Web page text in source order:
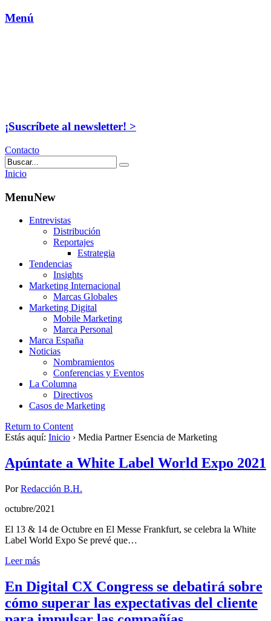
Menú
¡Suscríbete al newsletter! >
Contacto
Inicio
MenuNew
Entrevistas
Distribución
Reportajes
Estrategia
Tendencias
Insights
Marketing Internacional
Marcas Globales
Marketing Digital
Mobile Marketing
Marca Personal
Marca España
Noticias
Nombramientos
Conferencias y Eventos
La Columna
Directivos
Casos de Marketing
Return to Content
Estás aquí: Inicio › Media Partner Esencia de Marketing
Apúntate a White Label World Expo 2021
PorRedacción B.H.
octubre/2021
El 13 & 14 de Octubre en El Messe Frankfurt, se celebra la White
Label World Expo Se prevé que…
Leer más
En Digital CX Congress se debatirá sobre
cómo superar las expectativas del cliente